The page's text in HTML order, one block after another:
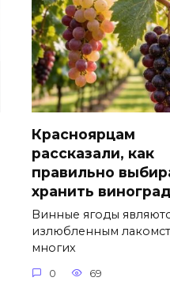
Красноярцам
рассказали, как
правильно
хранить виноград
Винные ягоды
излюбленным
многих
0 69